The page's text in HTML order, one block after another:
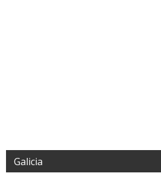
Galicia